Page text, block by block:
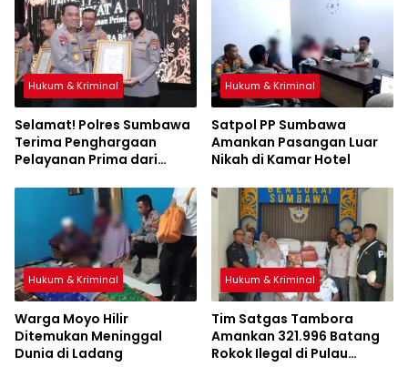
Hukum & Kriminal
Selamat! Polres Sumbawa
Terima Penghargaan
Pelayanan Prima dari
Hukum & Kriminal
Satpol PP Sumbawa
Amankan Pasangan Luar
Nikah di Kamar Hotel
Hukum & Kriminal
Warga Moyo Hilir
Ditemukan Meninggal
Dunia di Ladang
Hukum & Kriminal
Tim Satgas Tambora
Amankan 321.996 Batang
Rokok Ilegal di Pulau